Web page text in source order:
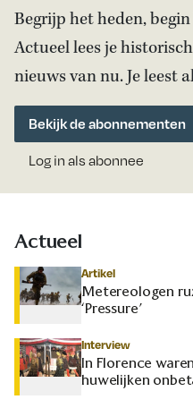
Begrijp het heden,
Actueel lees je
nieuws van nu. Je leest
Bekijk de abonnementen
Log in als abonnee
Actueel
Artikel
Metereologen
‘Pressure’
Interview
In Florence
huwelijken